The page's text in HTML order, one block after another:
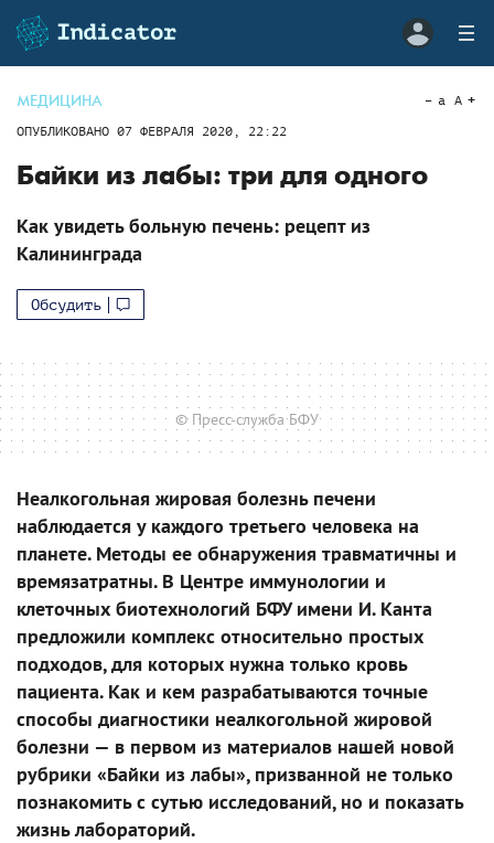
МЕДИЦИНА
ОПУБЛИКОВАНО 07 ФЕВРАЛЯ 2020, 22:22
a A
Байки из лабы: три для одного
Как увидеть больную печень: рецепт из
Калининграда
Обсудить
© Пресс-служба БФУ
Неалкогольная жировая болезнь печени
наблюдается у каждого третьего человека на
планете. Методы ее обнаружения травматичны и
времязатратны. В Центре иммунологии и
клеточных биотехнологий БФУ имени И. Канта
предложили комплекс относительно простых
подходов, для которых нужна только кровь
пациента. Как и кем разрабатываются точные
способы диагностики неалкогольной жировой
болезни — в первом из материалов нашей новой
рубрики «Байки из лабы», призванной не только
познакомить с сутью исследований, но и показать
жизнь лабораторий.